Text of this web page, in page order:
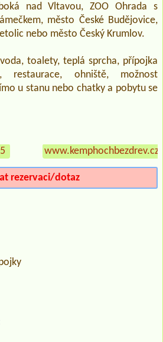
nad Vltavou, ZOO Ohrada s
město České Budějovice,
nebo město Český Krumlov.
toalety, teplá sprcha, přípojka
restaurace, ohniště, možnost
u stanu nebo chatky a pobytu se
www.kemphochbezdrev.cz
rezervaci/dotaz